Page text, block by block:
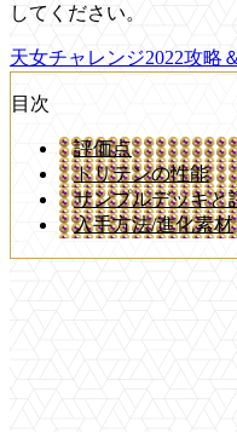
してください。
天女チャレンジ2022攻略
目次
評価点
トリテンの性能
サンプルデッキと
入手方法/進化素材